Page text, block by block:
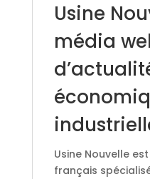
Usine
média
Usine Nouvelle
français